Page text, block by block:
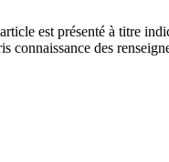
est présenté à titre
connaissance des